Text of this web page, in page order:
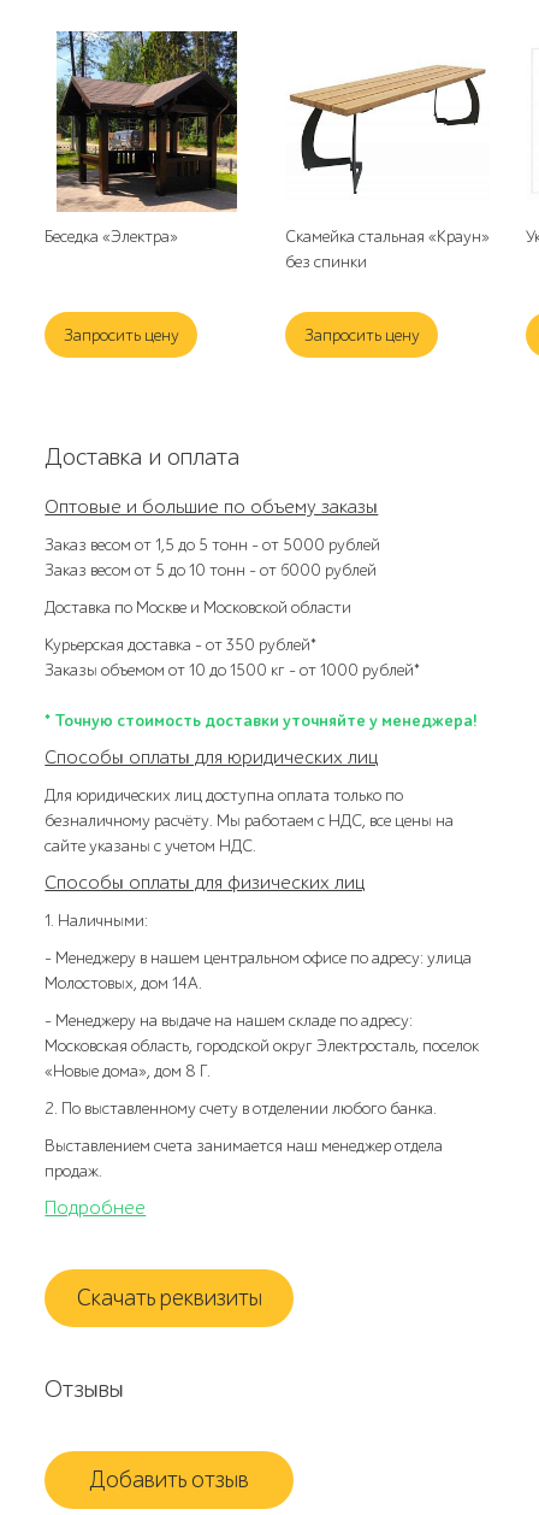
Беседка «Электра»
Запросить цену
Скамейка стальная «Краун»
без спинки
Запросить цену
Доставка и оплата
Оптовые и большие по объему заказы
Заказ весом от 1,5 до 5 тонн – от 5000 рублей
Заказ весом от 5 до 10 тонн – от 6000 рублей
Доставка по Москве и Московской области
Курьерская доставка – от 350 рублей*
Заказы объемом от 10 до 1500 кг – от 1000 рублей*
* Точную стоимость доставки уточняйте у менеджера!
Способы оплаты для юридических лиц
Для юридических лиц доступна оплата только по
безналичному расчёту. Мы работаем с НДС, все цены на
сайте указаны с учетом НДС.
Способы оплаты для физических лиц
1. Наличными:
- Менеджеру в нашем центральном офисе по адресу: улица
Молостовых, дом 14А.
- Менеджеру на выдаче на нашем складе по адресу:
Московская область, городской округ Электросталь, поселок
«Новые дома», дом 8 Г.
2. По выставленному счету в отделении любого банка.
Выставлением счета занимается наш менеджер отдела
продаж.
Подробнее
Скачать реквизиты
Отзывы
Добавить отзыв